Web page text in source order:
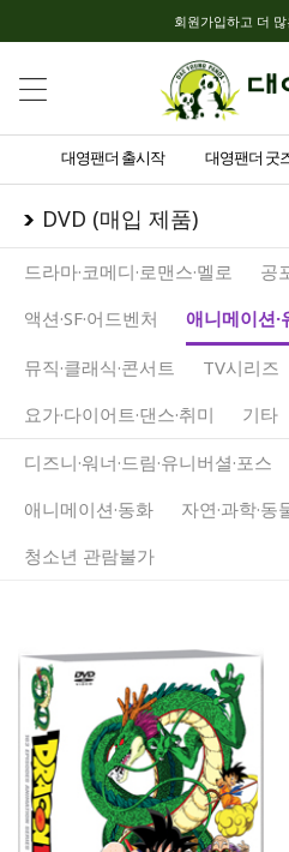
회원가입하고 더
대영팬더 출시작 대영팬더 굿
DVD (매입 제품)
드라마·코메디·로맨스·멜로
공
액션·SF·어드벤처
애니메이션·
뮤직·클래식·콘서트 TV시리즈
요가·다이어트·댄스·취미
기타
디즈니·워너·드림·유니버셜·포스
애니메이션·동화
자연·과학·동
청소년 관람불가